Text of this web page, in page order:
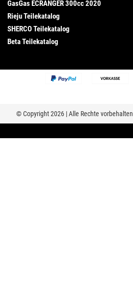
GasGas ECRANGER 300cc 2020
Rieju Teilekatalog
SHERCO Teilekatalog
Beta Teilekatalog
© Copyright 2026 | Alle Rechte